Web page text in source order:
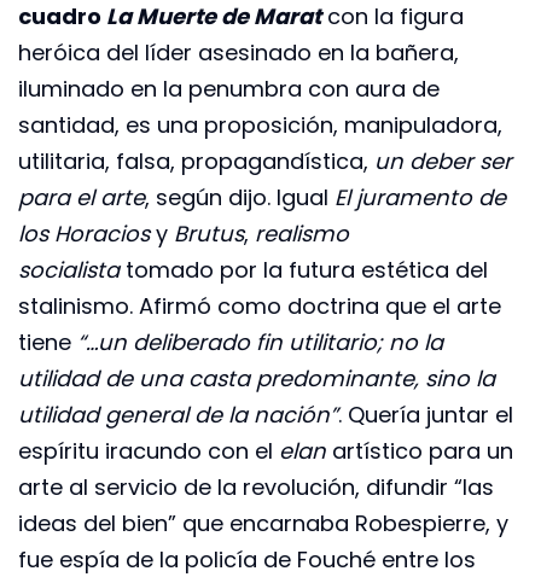
cuadro La Muerte de Marat con la figura
heróica del líder asesinado en la bañera,
iluminado en la penumbra con aura de
santidad, es una proposición, manipuladora,
utilitaria, falsa, propagandística, un deber ser
para el arte, según dijo. Igual El juramento de
los Horaciosy Brutus, realismo
socialistatomado por la futura estética del
stalinismo. Afirmó como doctrina que el arte
tiene “…un deliberado fin utilitario; no la
utilidad de una casta predominante, sino la
utilidad general de la nación”. Quería juntar el
espíritu iracundo con el elan artístico para un
arte al servicio de la revolución, difundir “las
ideas del bien” que encarnaba Robespierre, y
fue espía de la policía de Fouché entre los